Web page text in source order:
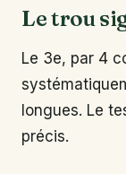
Le trou
Le 3e, par 4
longues. Le
précis.